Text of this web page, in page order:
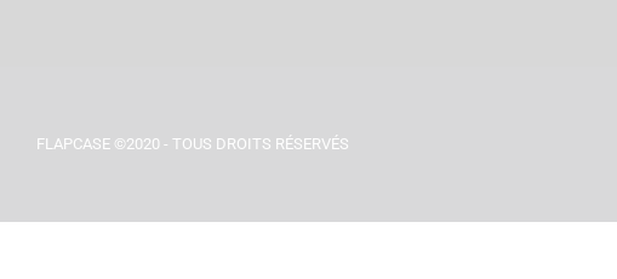
FLAPCASE ©2020 - TOUS DROITS RÉSERVÉS